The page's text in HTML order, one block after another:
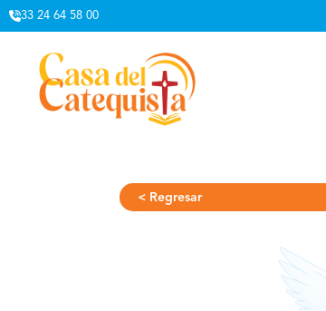
33 24 64 58 00
< Regresar